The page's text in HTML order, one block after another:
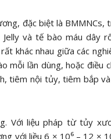
đặc biệt là
và tế bào máu dây
khác nhau giữa các
mỗi lần dùng, hoặc điều
tiêm nội tủy, tiêm bắp
Với liệu pháp từ tủy
với liều 6 × 10⁶ – 12 ×